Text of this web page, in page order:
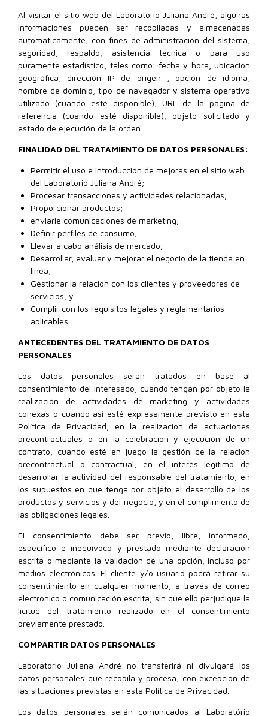
Al visitar el sitio web del Laboratório Juliana André, algunas
informaciones pueden ser recopiladas y almacenadas
automáticamente, con fines de administración del sistema,
seguridad, respaldo, asistencia técnica o para uso
puramente estadístico, tales como: fecha y hora, ubicación
geográfica, dirección IP de origen , opción de idioma,
nombre de dominio, tipo de navegador y sistema operativo
utilizado (cuando esté disponible), URL de la página de
referencia (cuando esté disponible), objeto solicitado y
estado de ejecución de la orden.
FINALIDAD DEL TRATAMIENTO DE DATOS PERSONALES:
Permitir el uso e introducción de mejoras en el sitio web
del Laboratorio Juliana André;
Procesar transacciones y actividades relacionadas;
Proporcionar productos;
enviarle comunicaciones de marketing;
Definir perfiles de consumo;
Llevar a cabo análisis de mercado;
Desarrollar, evaluar y mejorar el negocio de la tienda en
línea;
Gestionar la relación con los clientes y proveedores de
servicios; y
Cumplir con los requisitos legales y reglamentarios
aplicables.
ANTECEDENTES DEL TRATAMIENTO DE DATOS
PERSONALES
Los datos personales serán tratados en base al
consentimiento del interesado, cuando tengan por objeto la
realización de actividades de marketing y actividades
conexas o cuando así esté expresamente previsto en esta
Política de Privacidad, en la realización de actuaciones
precontractuales o en la celebración y ejecución de un
contrato, cuando esté en juego la gestión de la relación
precontractual o contractual, en el interés legítimo de
desarrollar la actividad del responsable del tratamiento, en
los supuestos en que tenga por objeto el desarrollo de los
productos y servicios y del negocio, y en el cumplimiento de
las obligaciones legales.
El consentimiento debe ser previo, libre, informado,
específico e inequívoco y prestado mediante declaración
escrita o mediante la validación de una opción, incluso por
medios electrónicos. El cliente y/o usuario podrá retirar su
consentimiento en cualquier momento, a través de correo
electrónico o comunicación escrita, sin que ello perjudique la
licitud del tratamiento realizado en el consentimiento
previamente prestado.
COMPARTIR DATOS PERSONALES
Laboratório Juliana André no transferirá ni divulgará los
datos personales que recopila y procesa, con excepción de
las situaciones previstas en esta Política de Privacidad.
Los datos personales serán comunicados al Laboratório